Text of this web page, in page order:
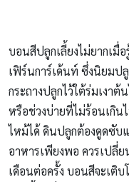
บอนสีปลูกเลี้ยงไม่ยากเมื่
เฟิร์นการ์เด้นท์ ซึ่งนิยมป
กระถางปลูกไว้ใต้ร่มเงา
หรือช่วงบ่ายที่ไม่ร้อนเกิน
ไหม้ได้ ดินปลูกต้องดูดซับ
อาหารเพียงพอ ควรเปลี่
เดือนต่อครั้ง บอนสีจะเติ